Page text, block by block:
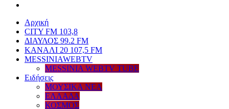
Αρχική
CITY FM 103,8
ΔΙΑΥΛΟΣ 99.2 FM
ΚΑΝΑΛΙ 20 107,5 FM
MESSINIAWEBTV
MESSINIA WEBTV TUBE
Eιδήσεις
ΜΟΥΣΙΚΑ ΝΕΑ
ΕΛΛΑΔΑ
ΚΟΣΜΟΣ